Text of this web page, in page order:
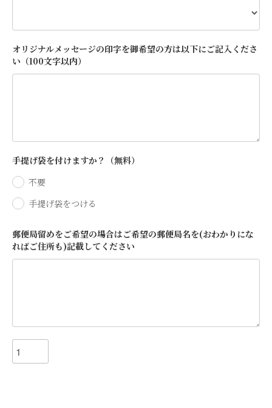
オリジナルメッセージの印字を御希望の方は以下にご記入くださ
い（100文字以内）
手提げ袋を付けますか？（無料）
不要
手提げ袋をつける
郵便局留めをご希望の場合はご希望の郵便局名を(おわかりにな
ればご住所も)記載してください